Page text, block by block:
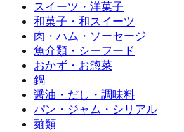
スイーツ・洋菓子
和菓子・和スイーツ
肉・ハム・ソーセージ
魚介類・シーフード
おかず・お惣菜
鍋
醤油・だし・調味料
パン・ジャム・シリアル
麺類